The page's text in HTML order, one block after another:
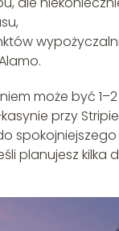
może być
przy
planujesz kilka